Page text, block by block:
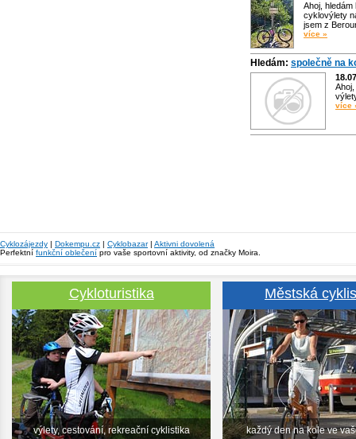
Ahoj,
cyklovýlety
jsem z
více »
Hledám: společně na
více
Cyklozájezdy | Dokempu.cz | Cyklobazar| Aktivni dovolená
Perfektní funkční oblečení pro vaše sportovní aktivity, od značky Moira.
Cykloturistika
výlety, cestování, rekreační cyklistika
Městská
každý den na kole ve